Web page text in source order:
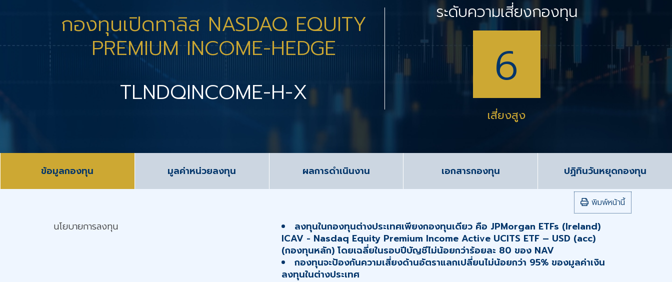
กองทุนเปิดทาลิส NASDAQ EQUITY
PREMIUM INCOME-HEDGE
TLNDQINCOME-H-X
ระดับความเสี่ยงกองทุน
6
เสี่ยงสูง
ข้อมูลกองทุน มูลค่าหน่วยลงทุน ผลการดำเนินงาน เอกสารกองทุน ปฏิทินวันหยุดกองทุน
พิมพ์หน้านี้
นโยบายการลงทุน
ลงทุนในกองทุนต่างประเทศเพียงกองทุนเดียว คือ JPMorgan ETFs (Ireland)
ICAV - Nasdaq Equity Premium Income Active UCITS ETF – USD (acc)
(กองทุนหลัก) โดยเฉลี่ยในรอบปีบัญชีไม่น้อยกว่าร้อยละ 80 ของ NAV
กองทุนจะป้องกันความเสี่ยงด้านอัตราแลกเปลี่ยนไม่น้อยกว่า 95% ของมูลค่าเงิน
ลงทุนในต่างประเทศ